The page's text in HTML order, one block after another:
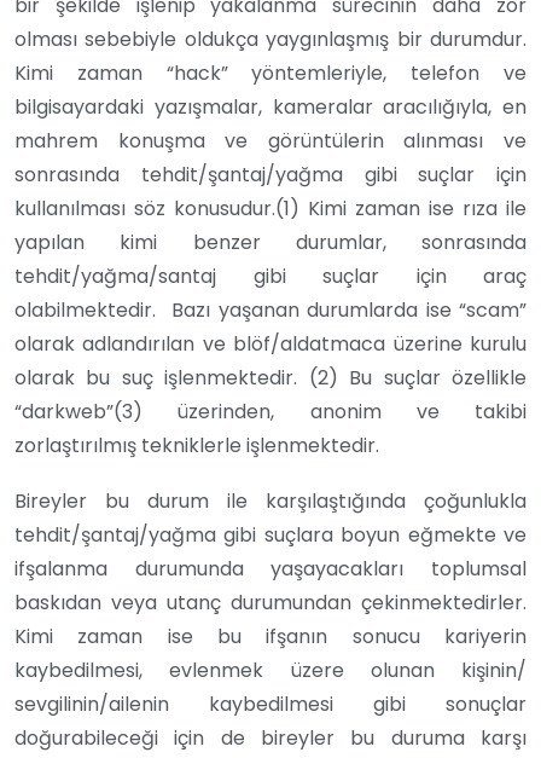
olması sebebiyle oldukça yaygınlaşmış bir durumdur.
Kimi zaman “hack” yöntemleriyle, telefon ve
bilgisayardaki yazışmalar, kameralar aracılığıyla, en
mahrem konuşma ve görüntülerin alınması ve
sonrasında tehdit/şantaj/yağma gibi suçlar için
kullanılması söz konusudur.(1) Kimi zaman ise rıza ile
yapılan kimi benzer durumlar, sonrasında
tehdit/yağma/santaj gibi suçlar için araç
olabilmektedir. Bazı yaşanan durumlarda ise “scam”
olarak adlandırılan ve blöf/aldatmaca üzerine kurulu
olarak bu suç işlenmektedir. (2) Bu suçlar özellikle
“darkweb”(3) üzerinden, anonim ve takibi
zorlaştırılmış tekniklerle işlenmektedir.
Bireyler bu durum ile karşılaştığında çoğunlukla
tehdit/şantaj/yağma gibi suçlara boyun eğmekte ve
ifşalanma durumunda yaşayacakları toplumsal
baskıdan veya utanç durumundan çekinmektedirler.
Kimi zaman ise bu ifşanın sonucu kariyerin
kaybedilmesi, evlenmek üzere olunan kişinin/
sevgilinin/ailenin kaybedilmesi gibi sonuçlar
doğurabileceği için de bireyler bu duruma karşı